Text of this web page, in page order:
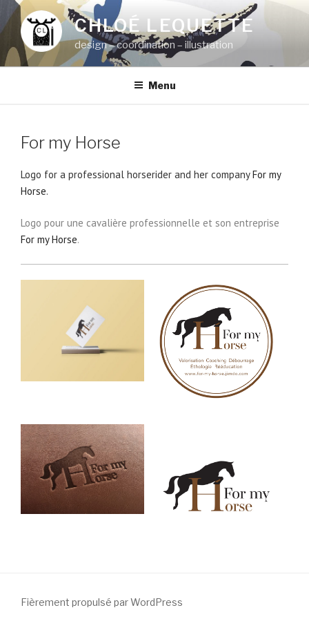
Aller
au
contenu
principal
CHLOÉ LEQUETTE
design – coordination – illustration
Menu
For my Horse
Logo for a professional horserider and her companyFor my
Horse.
Logo pour une cavalière professionnelle et son entreprise
For my Horse.
Fièrement propulsé par WordPress